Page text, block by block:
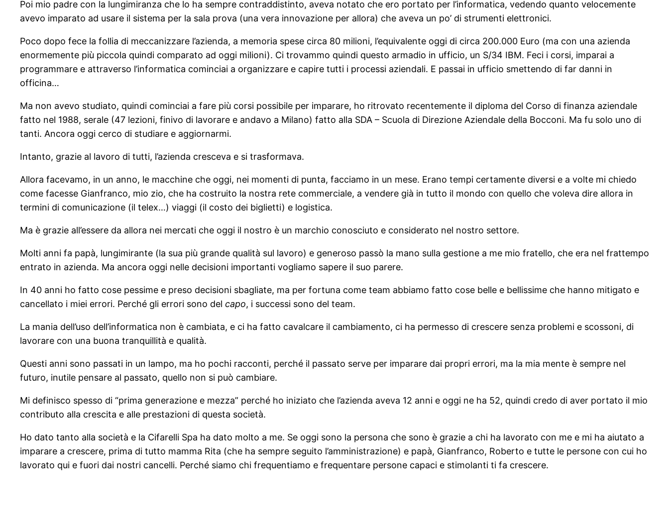
Poi mio padre con la lungimiranza che lo ha sempre contraddistinto, aveva notato che ero portato per l’informatica, vedendo quanto velocemente
avevo imparato ad usare il sistema per la sala prova (una vera innovazione per allora) che aveva un po’ di strumenti elettronici.
Poco dopo fece la follia di meccanizzare l’azienda, a memoria spese circa 80 milioni, l’equivalente oggi di circa 200.000 Euro (ma con una azienda
enormemente più piccola quindi comparato ad oggi milioni). Ci trovammo quindi questo armadio in ufficio, un S/34 IBM. Feci i corsi, imparai a
programmare e attraverso l’informatica cominciai a organizzare e capire tutti i processi aziendali. E passai in ufficio smettendo di far danni in
officina…
Ma non avevo studiato, quindi cominciai a fare più corsi possibile per imparare, ho ritrovato recentemente il diploma del Corso di finanza aziendale
fatto nel 1988, serale (47 lezioni, finivo di lavorare e andavo a Milano) fatto alla SDA – Scuola di Direzione Aziendale della Bocconi. Ma fu solo uno di
tanti. Ancora oggi cerco di studiare e aggiornarmi.
Intanto, grazie al lavoro di tutti, l’azienda cresceva e si trasformava.
Allora facevamo, in un anno, le macchine che oggi, nei momenti di punta, facciamo in un mese. Erano tempi certamente diversi e a volte mi chiedo
come facesse Gianfranco, mio zio, che ha costruito la nostra rete commerciale, a vendere già in tutto il mondo con quello che voleva dire allora in
termini di comunicazione (il telex…) viaggi (il costo dei biglietti) e logistica.
Ma è grazie all’essere da allora nei mercati che oggi il nostro è un marchio conosciuto e considerato nel nostro settore.
Molti anni fa papà, lungimirante (la sua più grande qualità sul lavoro) e generoso passò la mano sulla gestione a me mio fratello, che era nel frattempo
entrato in azienda. Ma ancora oggi nelle decisioni importanti vogliamo sapere il suo parere.
In 40 anni ho fatto cose pessime e preso decisioni sbagliate, ma per fortuna come team abbiamo fatto cose belle e bellissime che hanno mitigato e
cancellato i miei errori. Perché gli errori sono del capo, i successi sono del team.
La mania dell’uso dell’informatica non è cambiata, e ci ha fatto cavalcare il cambiamento, ci ha permesso di crescere senza problemi e scossoni, di
lavorare con una buona tranquillità e qualità.
Questi anni sono passati in un lampo, ma ho pochi racconti, perché il passato serve per imparare dai propri errori, ma la mia mente è sempre nel
futuro, inutile pensare al passato, quello non si può cambiare.
Mi definisco spesso di “prima generazione e mezza” perché ho iniziato che l’azienda aveva 12 anni e oggi ne ha 52, quindi credo di aver portato il mio
contributo alla crescita e alle prestazioni di questa società.
Ho dato tanto alla società e la Cifarelli Spa ha dato molto a me. Se oggi sono la persona che sono è grazie a chi ha lavorato con me e mi ha aiutato a
imparare a crescere, prima di tutto mamma Rita (che ha sempre seguito l’amministrazione) e papà, Gianfranco, Roberto e tutte le persone con cui ho
lavorato qui e fuori dai nostri cancelli. Perché siamo chi frequentiamo e frequentare persone capaci e stimolanti ti fa crescere.